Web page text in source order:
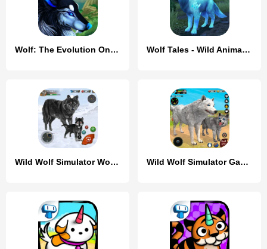
Wolf: The Evolution Online RPG Wolf Tales - Wild Animal Sim
Wild Wolf Simulator Wolf Games Wild Wolf Simulator Games